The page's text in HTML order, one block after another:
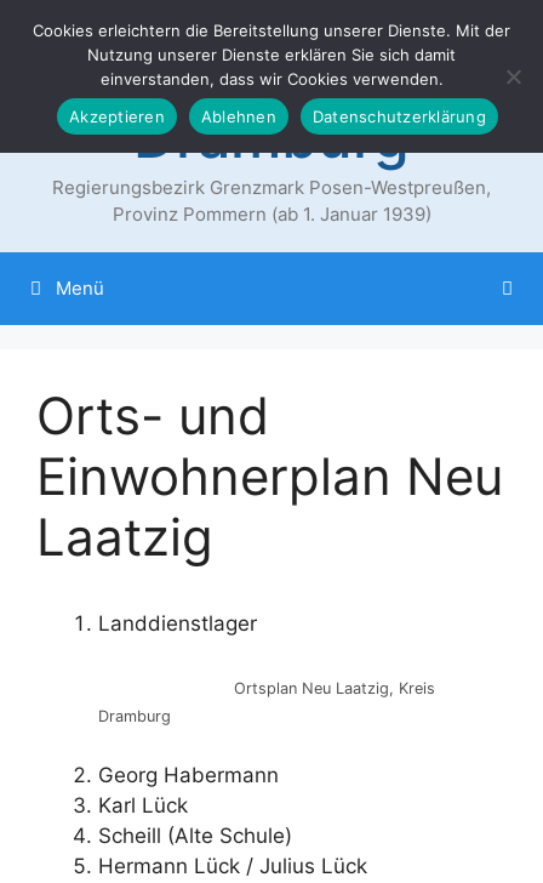
Inhalt
Der Landkreis
Dramburg
Regierungsbezirk Grenzmark Posen-Westpreußen,
Provinz Pommern (ab 1. Januar 1939)
Menü
Orts- und
Einwohnerplan Neu
Laatzig
Landdienstlager
Ortsplan Neu Laatzig, Kreis
Dramburg
Georg Habermann
Karl Lück
Scheill (Alte Schule)
Hermann Lück / Julius Lück
Cookies erleichtern die Bereitstellung unserer Dienste. Mit der
Nutzung unserer Dienste erklären Sie sich damit
einverstanden, dass wir Cookies verwenden.
Akzeptieren
Ablehnen Datenschutzerklärung